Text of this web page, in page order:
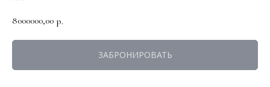
8000000,00 р.
ЗАБРОНИРОВАТЬ